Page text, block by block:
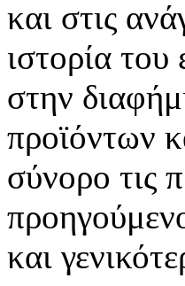
και στις
ιστορία
στην
προϊόντων
σύνορο τις
και